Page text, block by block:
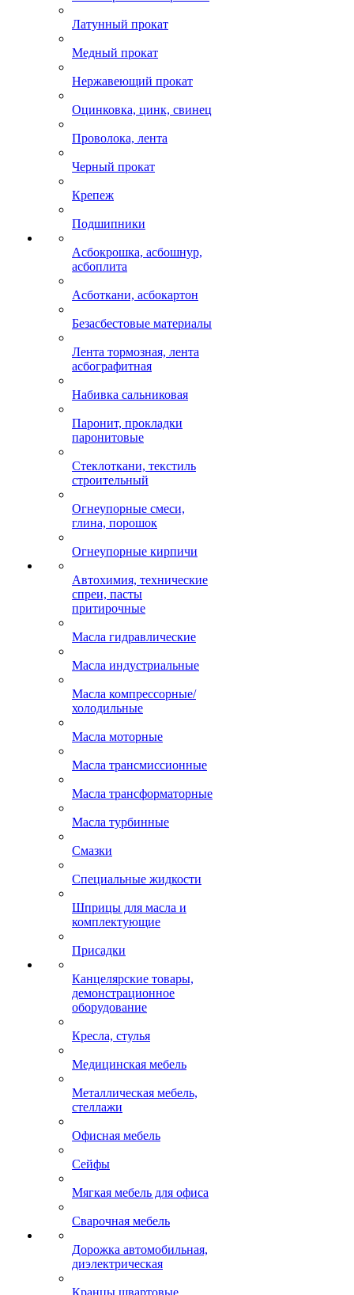
Латунный прокат
Медный прокат
Нержавеющий прокат
Оцинковка, цинк, свинец
Проволока, лента
Черный прокат
Крепеж
Подшипники
Асбокрошка, асбошнур,
асбоплита
Асботкани, асбокартон
Безасбестовые материалы
Лента тормозная, лента
асбографитная
Набивка сальниковая
Паронит, прокладки
паронитовые
Стеклоткани, текстиль
строительный
Огнеупорные смеси,
глина, порошок
Огнеупорные кирпичи
Автохимия, технические
спреи, пасты
притирочные
Масла гидравлические
Масла индустриальные
Масла компрессорные/
холодильные
Масла моторные
Масла трансмиссионные
Масла трансформаторные
Масла турбинные
Смазки
Специальные жидкости
Шприцы для масла и
комплектующие
Присадки
Канцелярские товары,
демонстрационное
оборудование
Кресла, стулья
Медицинская мебель
Металлическая мебель,
стеллажи
Офисная мебель
Сейфы
Мягкая мебель для офиса
Сварочная мебель
Дорожка автомобильная,
диэлектрическая
Кранцы швартовые,